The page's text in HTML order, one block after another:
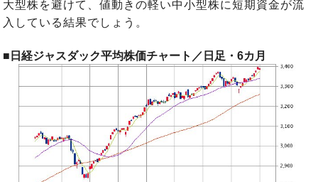
大型株を避けて、値動きの軽い中小型株に短期資金が流
入している結果でしょう。
■日経ジャスダック平均株価チャート／日足・6カ月